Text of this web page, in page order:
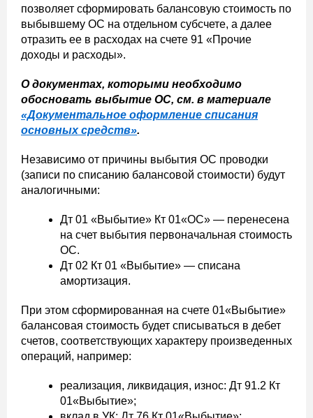
позволяет сформировать балансовую стоимость по
выбывшему ОС на отдельном субсчете, а далее
отразить ее в расходах на счете 91 «Прочие
доходы и расходы».
О документах, которыми необходимо
обосновать выбытие ОС, см. в материале
«Документальное оформление списания
основных средств».
Независимо от причины выбытия ОС проводки
(записи по списанию балансовой стоимости) будут
аналогичными:
Дт 01 «Выбытие» Кт 01«ОС» — перенесена
на счет выбытия первоначальная стоимость
ОС.
Дт 02 Кт 01 «Выбытие» — списана
амортизация.
При этом сформированная на счете 01«Выбытие»
балансовая стоимость будет списываться в дебет
счетов, соответствующих характеру произведенных
операций, например:
реализация, ликвидация, износ: Дт 91.2 Кт
01«Выбытие»;